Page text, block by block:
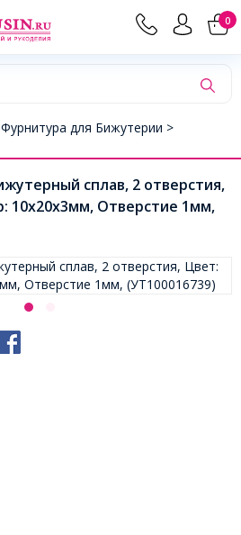
0
Фурнитура для Бижутерии >
сплав, 2 отверстия,
10х20х3мм, Отверстие 1мм,